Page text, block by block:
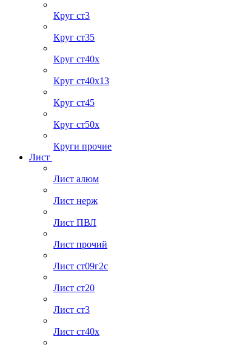
Круг ст3
Круг ст35
Круг ст40х
Круг ст40х13
Круг ст45
Круг ст50х
Круги прочие
Лист
Лист алюм
Лист нерж
Лист ПВЛ
Лист прочий
Лист ст09г2с
Лист ст20
Лист ст3
Лист ст40х